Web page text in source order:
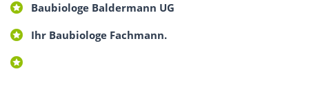
Baubiologe Baldermann UG
Ihr Baubiologe Fachmann.